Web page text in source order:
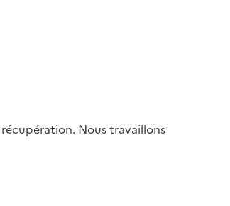
Nous travaillons